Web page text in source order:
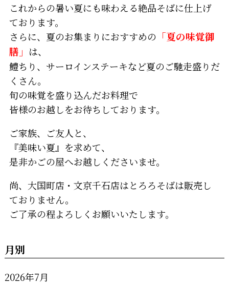
これからの暑い夏にも味わえる絶品そばに仕上げ
ております。
さらに、夏のお集まりにおすすめの 「夏の味覚御
膳」 は、
鱧ちり、サーロインステーキなど夏のご馳走盛りだ
くさん。
旬の味覚を盛り込んだお料理で
皆様のお越しをお待ちしております。
ご家族、ご友人と、
『美味い夏』を求めて、
是非かごの屋へお越しくださいませ。
尚、大国町店・文京千石店はとろろそばは販売し
ておりません。
ご了承の程よろしくお願いいたします。
月別
2026年7月